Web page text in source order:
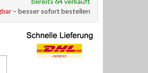
– besser sofort bestellen